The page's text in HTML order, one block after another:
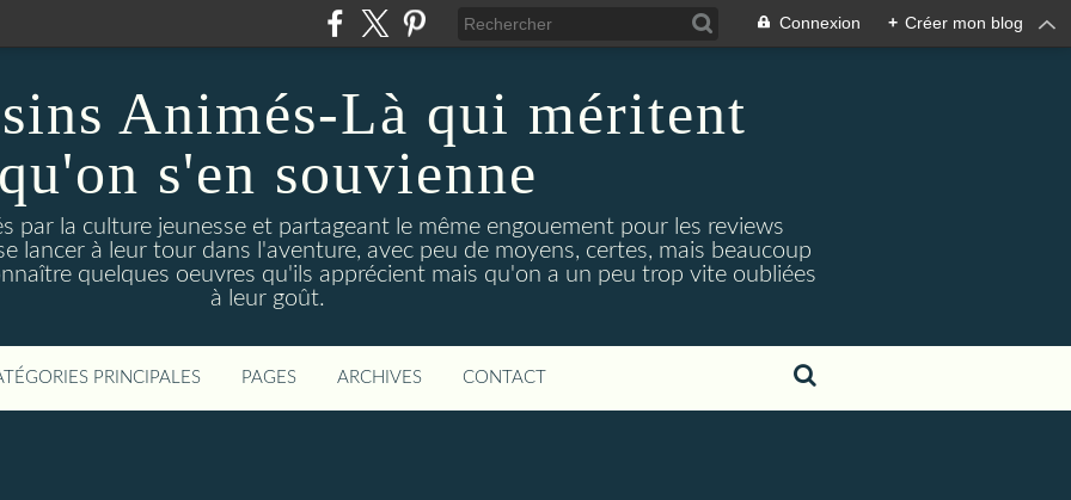
Connexion + Créer mon blog
Animés-Là qui méritent
qu'on s'en souvienne
par la culture jeunesse et partageant le même engouement pour les reviews
lancer à leur tour dans l'aventure, avec peu de moyens, certes, mais beaucoup
quelques oeuvres qu'ils apprécient mais qu'on a un peu trop vite oubliées
à leur goût.
PRINCIPALES PAGES ARCHIVES CONTACT